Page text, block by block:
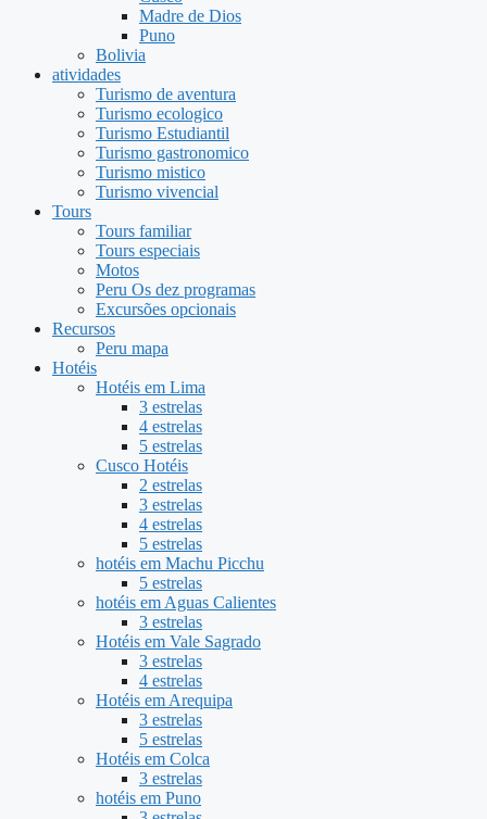
Madre de Dios
Puno
Bolivia
atividades
Turismo de aventura
Turismo ecologico
Turismo Estudiantil
Turismo gastronomico
Turismo mistico
Turismo vivencial
Tours
Tours familiar
Tours especiais
Motos
Peru Os dez programas
Excursões opcionais
Recursos
Peru mapa
Hotéis
Hotéis em Lima
3 estrelas
4 estrelas
5 estrelas
Cusco Hotéis
2 estrelas
3 estrelas
4 estrelas
5 estrelas
hotéis em Machu Picchu
5 estrelas
hotéis em Aguas Calientes
3 estrelas
Hotéis em Vale Sagrado
3 estrelas
4 estrelas
Hotéis em Arequipa
3 estrelas
5 estrelas
Hotéis em Colca
3 estrelas
hotéis em Puno